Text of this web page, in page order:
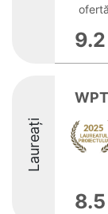
9.2
Laureați
8.5